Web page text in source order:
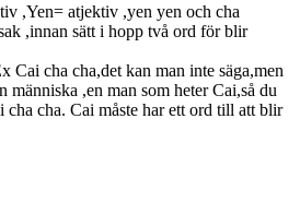
,Yen= atjektiv ,yen yen och cha
,innan sätt i hopp två ord för blir
Cai cha cha,det kan man inte säga,men
människa ,en man som heter Cai,så du
cha cha. Cai måste har ett ord till att blir